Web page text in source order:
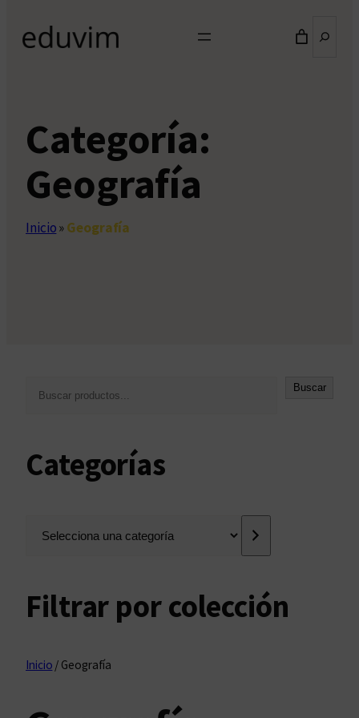
Categoría:
Geografía
Inicio»Geografía
a
Buscar
Categorías
o
Filtrar por colección
Inicio / Geografía